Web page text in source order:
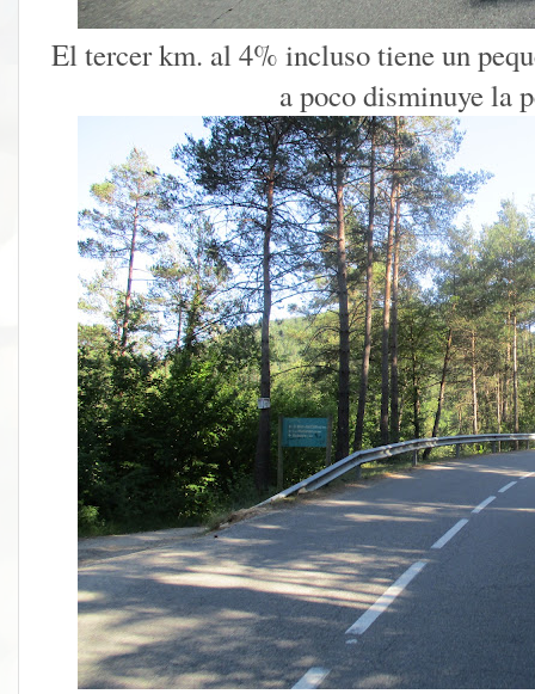
El tercer km. al 4% incluso tiene un
a poco disminuye la